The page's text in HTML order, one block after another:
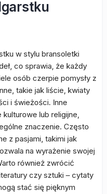
w stylu bransoletki
co sprawia, że każdy
osób czerpie pomysły z
takie jak liście, kwiaty
i świeżości. Inne
lub religijne,
znaczenie. Często
z pasjami, takimi jak
na wyrażenie swojej
również zwrócić
czy sztuki – cytaty
stać się pięknym